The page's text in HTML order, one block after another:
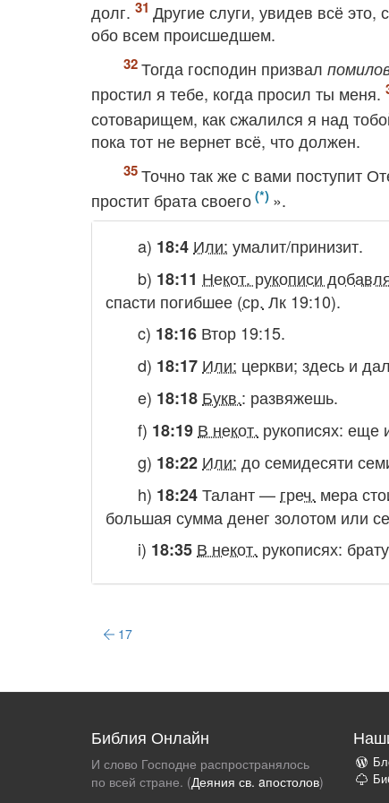
долг.
Другие слуги, увидев всё
обо всем происшедшем.
Тогда господин призвал
простил я тебе, когда просил ты меня.
сотоварищем, как сжалился я над
пока тот не вернет всё, что должен.
Точно так же с вами поступит
простит брата своего
».
a) 18:4 Или: умалит/принизит.
b) 18:11 Некот. рукописи
спасти погибшее (ср. Лк 19:10).
c) 18:16 Втор 19:15.
d) 18:17 Или: церкви; здесь и
e) 18:18 Букв.: развяжешь.
f) 18:19 В некот. рукописях: еще
g) 18:22 Или: до семидесяти
h) 18:24Талант — греч. мера
большая сумма денег золотом или
i) 18:35 В некот. рукописях:
17
Библия Онлайн
И слово Господне распространялось
по всей стране. (Деяния св. aпостолов)